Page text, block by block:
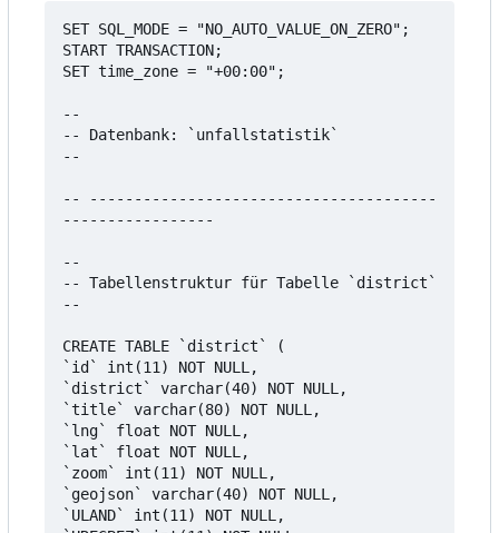
SET SQL_MODE = "NO_AUTO_VALUE_ON_ZERO";
START TRANSACTION;
SET time_zone = "+00:00";
--
-- Datenbank: `unfallstatistik`
--
-- ---------------------------------------
-----------------
--
-- Tabellenstruktur für Tabelle `district`
--
CREATE TABLE `district` (
`id` int(11) NOT NULL,
`district` varchar(40) NOT NULL,
`title` varchar(80) NOT NULL,
`lng` float NOT NULL,
`lat` float NOT NULL,
`zoom` int(11) NOT NULL,
`geojson` varchar(40) NOT NULL,
`ULAND` int(11) NOT NULL,